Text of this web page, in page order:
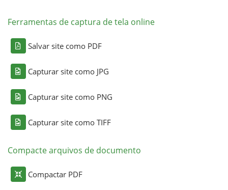
Ferramentas de captura de tela online
Salvar site como PDF
Capturar site como JPG
Capturar site como PNG
Capturar site como TIFF
Compacte arquivos de documento
Compactar PDF